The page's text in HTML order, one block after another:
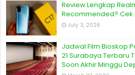
Review Lengkap
Recommended? Cek
July 3, 2026
Jadwal Film Bioskop
21 Surabaya Terbaru
Soon Akhir Minggu